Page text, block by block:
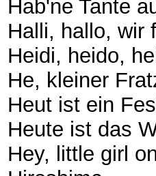
Hab'ne Tante
Halli, hallo, wir
Heidi, heido,
He, kleiner
Heut ist ein
Heute ist das
Hey, little girl